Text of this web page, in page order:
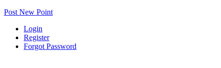
Post New Point
Login
Register
Forgot Password